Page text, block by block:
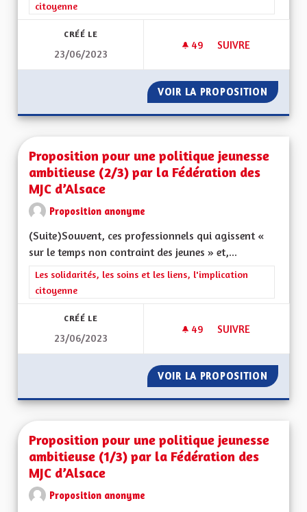
citoyenne
CRÉÉ LE
23/06/2023
49 49 ABONNÉS
SUIVRE
VOIR LA PROPOSITION
Proposition pour une politique jeunesse
ambitieuse (2/3) par la Fédération des
MJC d’Alsace
Proposition anonyme
(Suite)Souvent, ces professionnels qui agissent «
sur le temps non contraint des jeunes » et,...
Filtrer les résultats de la catégorie : Les solidarités, les soins
Les solidarités, les soins et les liens, l'implication
citoyenne
CRÉÉ LE
23/06/2023
49 49 ABONNÉS
SUIVRE
VOIR LA PROPOSITION
Proposition pour une politique jeunesse
ambitieuse (1/3) par la Fédération des
MJC d’Alsace
Proposition anonyme